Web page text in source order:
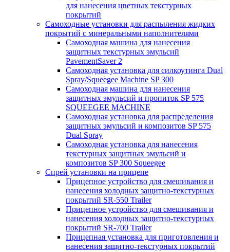
для нанесения цветных текстурных
покрытий
Самоходные установки для распыления жидких
покрытий с минеральными наполнителями
Самоходная машина для нанесения
защитных текстурных эмульсий
PavementSaver 2
Самоходная установка для силкоутинга Dual
Spray/Squeegee Machine SP 300
Самоходная машина для нанесения
защитных эмульсий и пропиток SP 575
SQUEEGEE MACHINE
Самоходная установка для распределения
защитных эмульсий и композитов SP 575
Dual Spray
Самоходная установка для нанесения
текстурных защитных эмульсий и
композитов SP 300 Squeegee
Спрей установки на прицепе
Прицепное устройство для смешивания и
нанесения холодных защитно-текстурных
покрытий SR-550 Trailer
Прицепное устройство для смешивания и
нанесения холодных защитно-текстурных
покрытий SR-700 Trailer
Прицепная установка для приготовления и
нанесения защитно-текстурных покрытий